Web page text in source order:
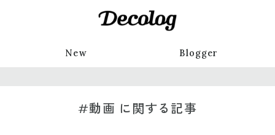
New Blogger
#動画 に関する記事